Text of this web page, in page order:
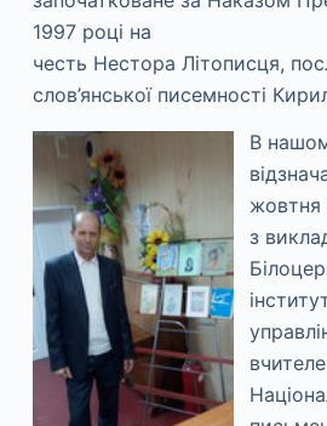
1997 році на
честь Нестора Літописця,
слов’янської писемності
В
жовтня
з